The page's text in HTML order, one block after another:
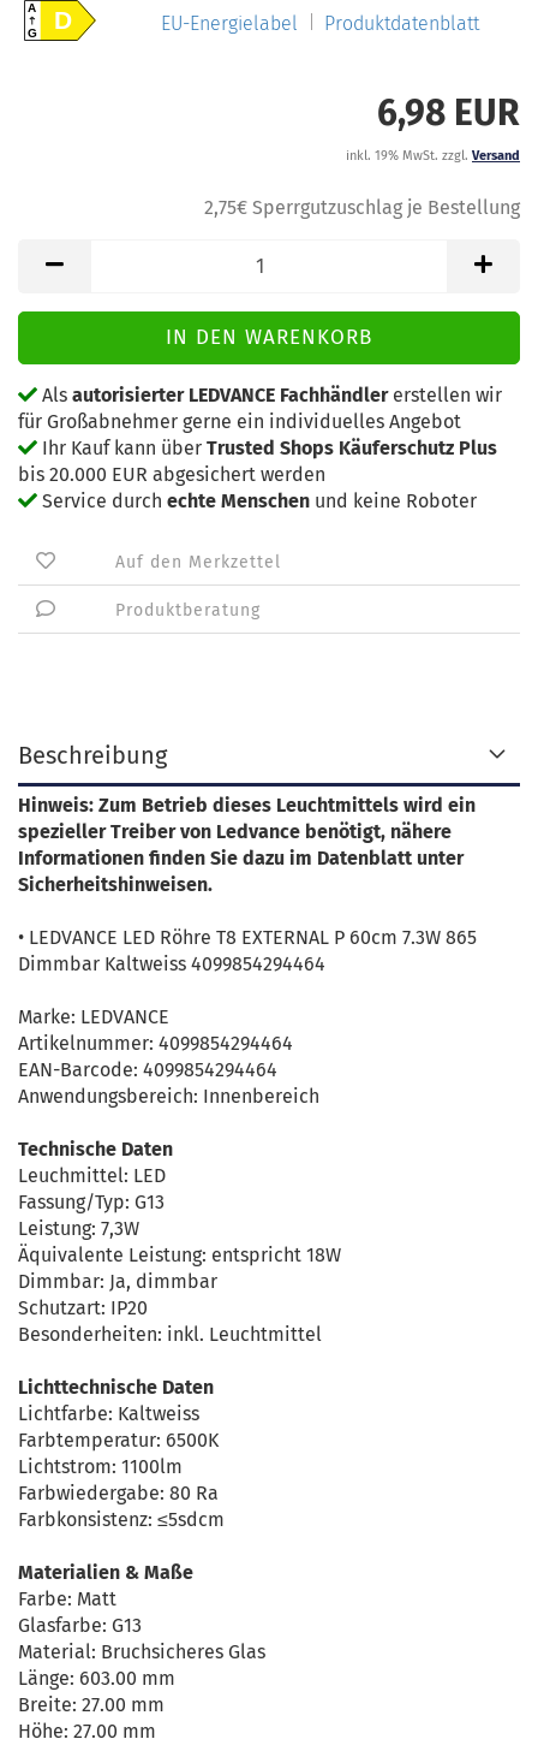
A
GD EU-Energielabel Produktdatenblatt
6,98 EUR
inkl. 19% MwSt. zzgl. Versand
2,75€ Sperrgutzuschlag je Bestellung
Als autorisierter LEDVANCE Fachhändlererstellen wir
für Großabnehmer gerne ein individuelles Angebot
Ihr Kauf kann über Trusted Shops Käuferschutz Plus
bis 20.000 EUR abgesichert werden
Service durch echte Menschen und keine Roboter
Auf den Merkzettel
Produktberatung
Beschreibung
Hinweis: Zum Betrieb dieses Leuchtmittels wird ein
spezieller Treiber von Ledvance benötigt, nähere
Informationen finden Sie dazu im Datenblatt unter
Sicherheitshinweisen.
• LEDVANCE LED Röhre T8 EXTERNAL P 60cm 7.3W 865
Dimmbar Kaltweiss 4099854294464
Marke: LEDVANCE
Artikelnummer: 4099854294464
EAN-Barcode: 4099854294464
Anwendungsbereich: Innenbereich
Technische Daten
Leuchmittel: LED
Fassung/Typ: G13
Leistung: 7,3W
Äquivalente Leistung: entspricht 18W
Dimmbar: Ja, dimmbar
Schutzart: IP20
Besonderheiten: inkl. Leuchtmittel
Lichttechnische Daten
Lichtfarbe: Kaltweiss
Farbtemperatur: 6500K
Lichtstrom: 1100lm
Farbwiedergabe: 80 Ra
Farbkonsistenz: ≤5sdcm
Materialien & Maße
Farbe: Matt
Glasfarbe: G13
Material: Bruchsicheres Glas
Länge: 603.00 mm
Breite: 27.00 mm
Höhe: 27.00 mm